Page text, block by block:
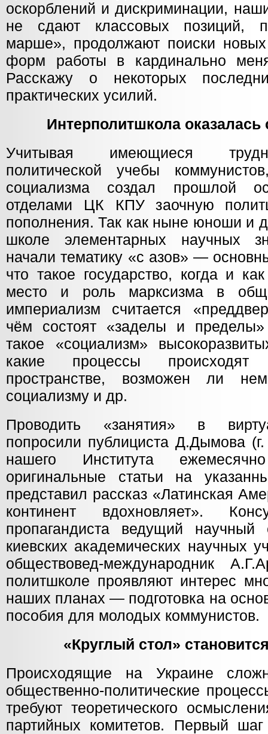
оскорблений и дискриминации,
не сдают классовых позиций,
марше», продолжают поиски
форм работы в кардинально
Расскажу о некоторых
практических усилий.
Интерполитшкола
Учитывая имеющиеся
политической учебы
социализма создал прошлой
отделами ЦК КПУ заочную
пополнения. Так как ныне юноши и
школе элементарных научных
начали тематику «с азов» —
что такое государство, когда и
место и роль марксизма в
империализм считается
чём состоят «заделы и пределы»
такое «социализм»
какие процессы происходят
пространстве, возможен ли
социализму и др.
Проводить «занятия» в
попросили публициста Д.Дымова
нашего Института
оригинальные статьи на
представил рассказ «Латинская
континент вдохновляет».
пропагандиста ведущий научный
киевских академических научных
обществовед-международник
политшколе проявляют интерес
наших планах — подготовка на
пособия для молодых коммунистов.
«Круглый стол»
Происходящие на Украине
общественно-политические
требуют теоретического
партийных комитетов. Первый